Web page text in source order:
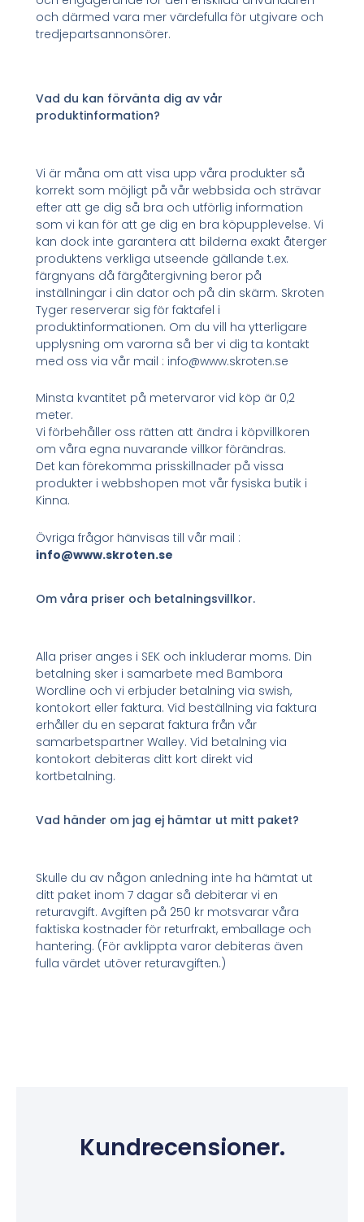
och därmed vara mer värdefulla för utgivare och
tredjepartsannonsörer.
Vad du kan förvänta dig av vår
produktinformation?
Vi är måna om att visa upp våra produkter så
korrekt som möjligt på vår webbsida och strävar
efter att ge dig så bra och utförlig information
som vi kan för att ge dig en bra köpupplevelse. Vi
kan dock inte garantera att bilderna exakt återger
produktens verkliga utseende gällande t.ex.
färgnyans då färgåtergivning beror på
inställningar i din dator och på din skärm. Skroten
Tyger reserverar sig för faktafel i
produktinformationen. Om du vill ha ytterligare
upplysning om varorna så ber vi dig ta kontakt
med oss via vår mail : info@www.skroten.se
Minsta kvantitet på metervaror vid köp är 0,2
meter.
Vi förbehåller oss rätten att ändra i köpvillkoren
om våra egna nuvarande villkor förändras.
Det kan förekomma prisskillnader på vissa
produkter i webbshopen mot vår fysiska butik i
Kinna.
Övriga frågor hänvisas till vår mail :
info@www.skroten.se
Om våra priser och betalningsvillkor.
Alla priser anges i SEK och inkluderar moms. Din
betalning sker i samarbete med Bambora
Wordline och vi erbjuder betalning via swish,
kontokort eller faktura. Vid beställning via faktura
erhåller du en separat faktura från vår
samarbetspartner Walley. Vid betalning via
kontokort debiteras ditt kort direkt vid
kortbetalning.
Vad händer om jag ej hämtar ut mitt paket?
Skulle du av någon anledning inte ha hämtat ut
ditt paket inom 7 dagar så debiterar vi en
returavgift. Avgiften på 250 kr motsvarar våra
faktiska kostnader för returfrakt, emballage och
hantering. (För avklippta varor debiteras även
fulla värdet utöver returavgiften.)
Kundrecensioner.